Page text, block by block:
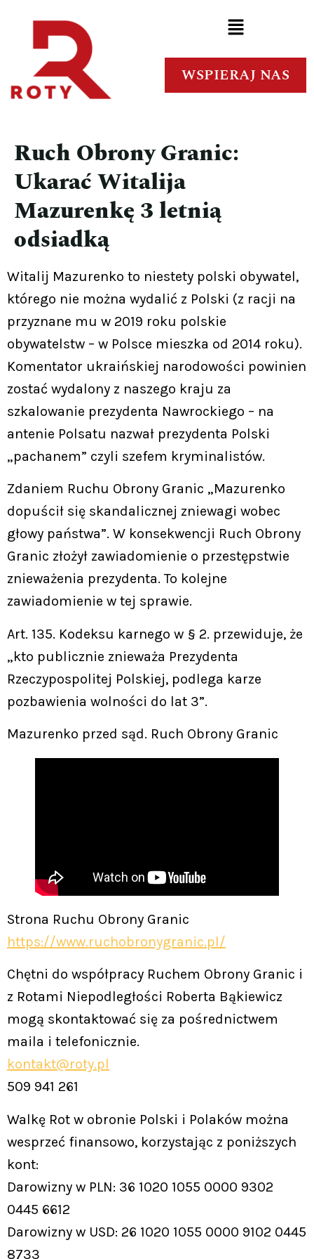
WSPIERAJ NAS
Ruch Obrony Granic:
Ukarać Witalija
Mazurenkę 3 letnią
odsiadką
Witalij Mazurenko to niestety polski obywatel,
którego nie można wydalić z Polski (z racji na
przyznane mu w 2019 roku polskie
obywatelstw – w Polsce mieszka od 2014 roku).
Komentator ukraińskiej narodowości powinien
zostać wydalony z naszego kraju za
szkalowanie prezydenta Nawrockiego – na
antenie Polsatu nazwał prezydenta Polski
„pachanem” czyli szefem kryminalistów.
Zdaniem Ruchu Obrony Granic „Mazurenko
dopuścił się skandalicznej zniewagi wobec
głowy państwa”. W konsekwencji Ruch Obrony
Granic złożył zawiadomienie o przestępstwie
znieważenia prezydenta. To kolejne
zawiadomienie w tej sprawie.
Art. 135. Kodeksu karnego w § 2. przewiduje, że
„kto publicznie znieważa Prezydenta
Rzeczypospolitej Polskiej, podlega karze
pozbawienia wolności do lat 3”.
Mazurenko przed sąd. Ruch Obrony Granic
Strona Ruchu Obrony Granic
https://www.ruchobronygranic.pl/
Chętni do współpracy Ruchem Obrony Granic i
z Rotami Niepodległości Roberta Bąkiewicz
mogą skontaktować się za pośrednictwem
maila i telefonicznie.
kontakt@roty.pl
509 941 261
Walkę Rot w obronie Polski i Polaków można
wesprzeć finansowo, korzystając z poniższych
kont:
Darowizny w PLN: 36 1020 1055 0000 9302
0445 6612
Darowizny w USD: 26 1020 1055 0000 9102 0445
8733